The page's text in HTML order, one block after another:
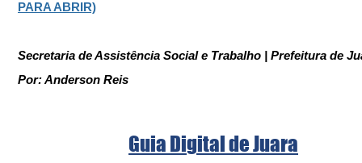
PARA ABRIR)
Secretaria de Assistência Social e Trabalho | Prefeitura de
Por: Anderson Reis
Guia Digital de Juara